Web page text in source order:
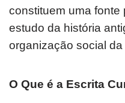
constituem uma fonte
estudo da história
organização social
O Que é a Escrita